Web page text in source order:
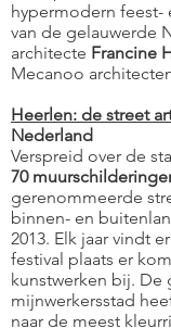
hypermodern feest-
van de gelauwerde
architecte Francine
Mecanoo
Heerlen: de street
Nederland
Verspreid over de
70
gerenommeerde
binnen- en
2013. Elk jaar vindt
festival plaats er
kunstwerken bij. De
mijnwerkersstad
naar de meest